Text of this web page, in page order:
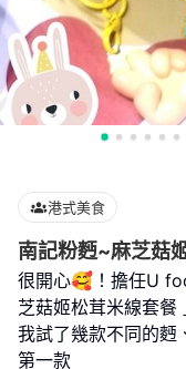
港式美食
南記粉麪~麻芝菇
很開心🥰！擔任U
芝菇姬松茸米線套餐
我試了幾款不同的麪
第一款